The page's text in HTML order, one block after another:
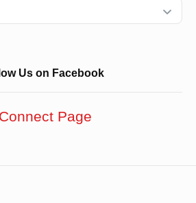
Us on Facebook
Page